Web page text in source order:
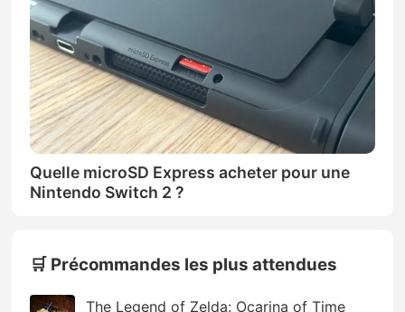
Quelle microSD Express acheter pour une
Nintendo Switch 2 ?
🛒 Précommandes les plus attendues
The Legend of Zelda: Ocarina of Time